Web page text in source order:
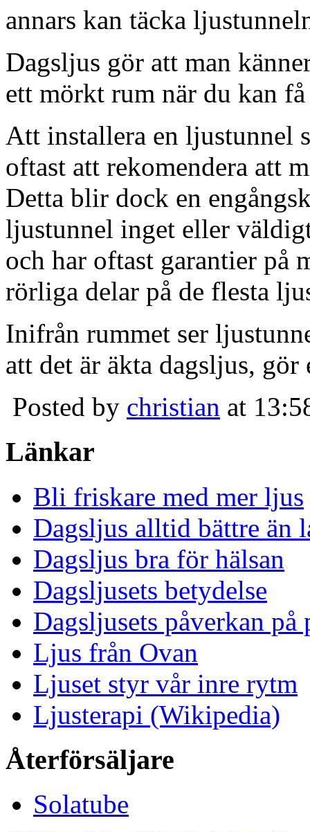
annars kan täcka
Dagsljus gör att man
ett mörkt rum när du kan
Att installera en ljustunnel
oftast att rekomendera att
Detta blir dock en
ljustunnel inget eller
och har oftast garantier på
rörliga delar på de flesta
Inifrån rummet ser
att det är äkta dagsljus,
Posted by christian at
Länkar
Bli friskare med mer ljus
Dagsljus alltid bättre än
Dagsljus bra för hälsan
Dagsljusets betydelse
Dagsljusets påverkan på
Ljus från Ovan
Ljuset styr vår inre rytm
Ljusterapi (Wikipedia)
Återförsäljare
Solatube